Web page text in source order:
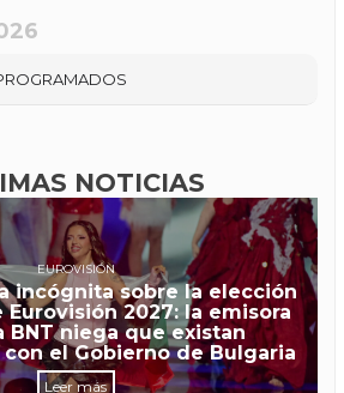
NOTICIAS
EUROVISIÓN
incógnita sobre la elección
2027: la emisora
BNT niega que existan
el Gobierno de Bulgaria
Leer más